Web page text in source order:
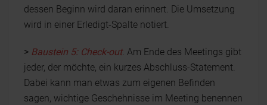
dessen Beginn wird daran erinnert. Die Umsetzung
wird in einer Erledigt-Spalte notiert.
> Baustein 5: Check-out. Am Ende des Meetings gibt
jeder, der möchte, ein kurzes Abschluss-Statement.
Dabei kann man etwas zum eigenen Befinden
sagen, wichtige Geschehnisse im Meeting benennen